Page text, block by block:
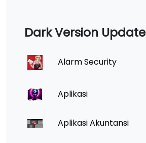
Dark Version Update
Alarm Security
Aplikasi
Aplikasi Akuntansi